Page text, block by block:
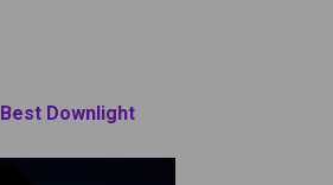
Best Downlight